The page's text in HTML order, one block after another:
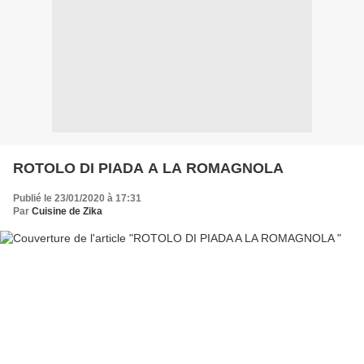
ROTOLO DI PIADA A LA ROMAGNOLA
Publié le 23/01/2020 à 17:31
Par Cuisine de Zika